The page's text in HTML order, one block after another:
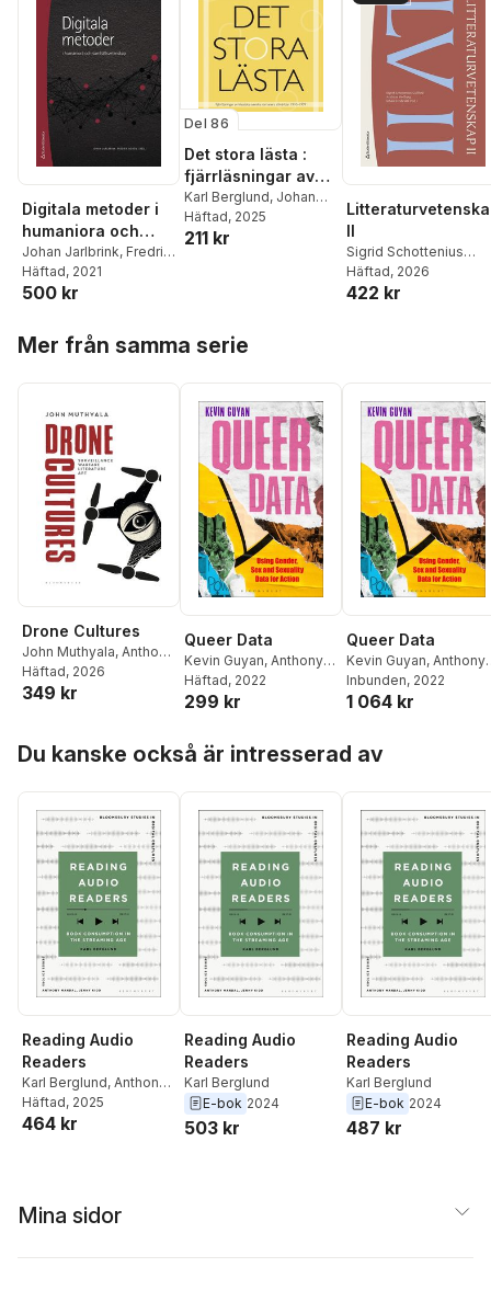
Digitala metoder i
humaniora och
samhällsvetenskap
Johan Jarlbrink, Fredrik
Norén,André Baltz
Berglund
David
Gunnarsson Lorentzen,
Lindberg
Lindgren,Anna Sofia
Lundgren,Patrick Prax
Paulina Rajkowska
Stjernholm,Mathilda
Åkerlund
Häftad, 2021
500 kr
Del 86
Det stora lästa :
fjärrläsningar av
klassiska svenska
romaners
stilvärldar 1910–
Karl Berglund, Johan
Svedjedal
Häftad, 2025
211 kr
II
Sigrid Schottenius
Cullhed ,Andreas
Hedberg
Thomas Götselius
Paula Henrikson ,Sam
Holmqvist
Karin
Christian
Lenemark,Jerry
Määttä,Magnus
Nilsson,Anna
Nordenstam,Ann
Steiner, Marie Öhman
Häftad, 2026
422 kr
Mer från samma serie
Drone Cultures
John Muthyala, Anthony
Mandal ,Jenny Kidd
Häftad, 2026
349 kr
Queer Data
Kevin Guyan, Anthony
Mandal
Häftad, 2022
299 kr
Queer Data
Kevin Guyan, Anthony
Mandal
Inbunden, 2022
1 064 kr
Du kanske också är intresserad av
Reading Audio
Readers
Karl Berglund, Anthony
Mandal
Häftad, 2025
464 kr
Reading Audio
Readers
Karl Berglund
E-bok 2024
503 kr
Reading Audio
Readers
Karl Berglund
E-bok 2024
487 kr
Mina sidor